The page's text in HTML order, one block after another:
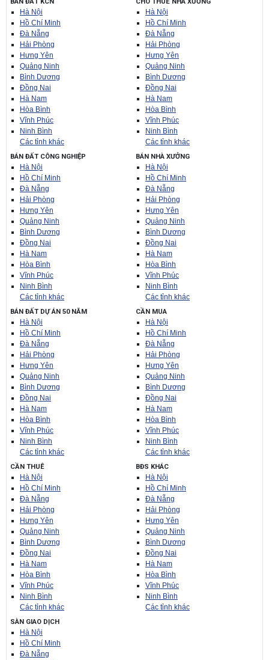
Hà Nội
Hồ Chí Minh
Đà Nẵng
Hải Phòng
Hưng Yên
Quảng Ninh
Bình Dương
Đồng Nai
Hà Nam
Hòa Bình
Vĩnh Phúc
Ninh Bình
Các tỉnh khác
Hà Nội
Hồ Chí Minh
Đà Nẵng
Hải Phòng
Hưng Yên
Quảng Ninh
Bình Dương
Đồng Nai
Hà Nam
Hòa Bình
Vĩnh Phúc
Ninh Bình
Các tỉnh khác
BÁN ĐẤT CÔNG NGHIỆP
Hà Nội
Hồ Chí Minh
Đà Nẵng
Hải Phòng
Hưng Yên
Quảng Ninh
Bình Dương
Đồng Nai
Hà Nam
Hòa Bình
Vĩnh Phúc
Ninh Bình
Các tỉnh khác
BÁN NHÀ XƯỞNG
Hà Nội
Hồ Chí Minh
Đà Nẵng
Hải Phòng
Hưng Yên
Quảng Ninh
Bình Dương
Đồng Nai
Hà Nam
Hòa Bình
Vĩnh Phúc
Ninh Bình
Các tỉnh khác
BÁN ĐẤT DỰ ÁN 50 NĂM
Hà Nội
Hồ Chí Minh
Đà Nẵng
Hải Phòng
Hưng Yên
Quảng Ninh
Bình Dương
Đồng Nai
Hà Nam
Hòa Bình
Vĩnh Phúc
Ninh Bình
Các tỉnh khác
CẦN MUA
Hà Nội
Hồ Chí Minh
Đà Nẵng
Hải Phòng
Hưng Yên
Quảng Ninh
Bình Dương
Đồng Nai
Hà Nam
Hòa Bình
Vĩnh Phúc
Ninh Bình
Các tỉnh khác
CẦN THUÊ
Hà Nội
Hồ Chí Minh
Đà Nẵng
Hải Phòng
Hưng Yên
Quảng Ninh
Bình Dương
Đồng Nai
Hà Nam
Hòa Bình
Vĩnh Phúc
Ninh Bình
Các tỉnh khác
BĐS KHÁC
Hà Nội
Hồ Chí Minh
Đà Nẵng
Hải Phòng
Hưng Yên
Quảng Ninh
Bình Dương
Đồng Nai
Hà Nam
Hòa Bình
Vĩnh Phúc
Ninh Bình
Các tỉnh khác
SÀN GIAO DỊCH
Hà Nội
Hồ Chí Minh
Đà Nẵng